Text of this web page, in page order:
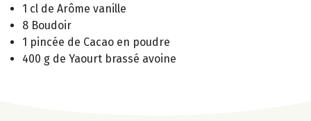
1 cl de Arôme vanille
8 Boudoir
1 pincée de Cacao en poudre
400 g de Yaourt brassé avoine